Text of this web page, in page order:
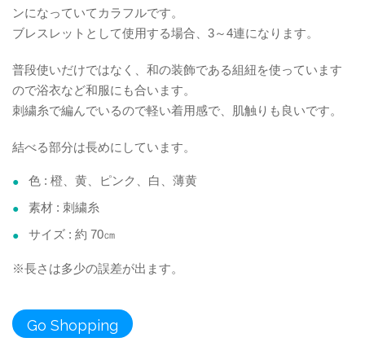
ンになっていてカラフルです。
ブレスレットとして使用する場合、3～4連になります。
普段使いだけではなく、和の装飾である組紐を使っています
ので浴衣など和服にも合います。
刺繍糸で編んでいるので軽い着用感で、肌触りも良いです。
結べる部分は長めにしています。
色 : 橙、黄、ピンク、白、薄黄
素材 : 刺繍糸
サイズ : 約 70㎝
※長さは多少の誤差が出ます。